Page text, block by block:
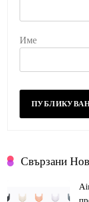
Име
Свързани